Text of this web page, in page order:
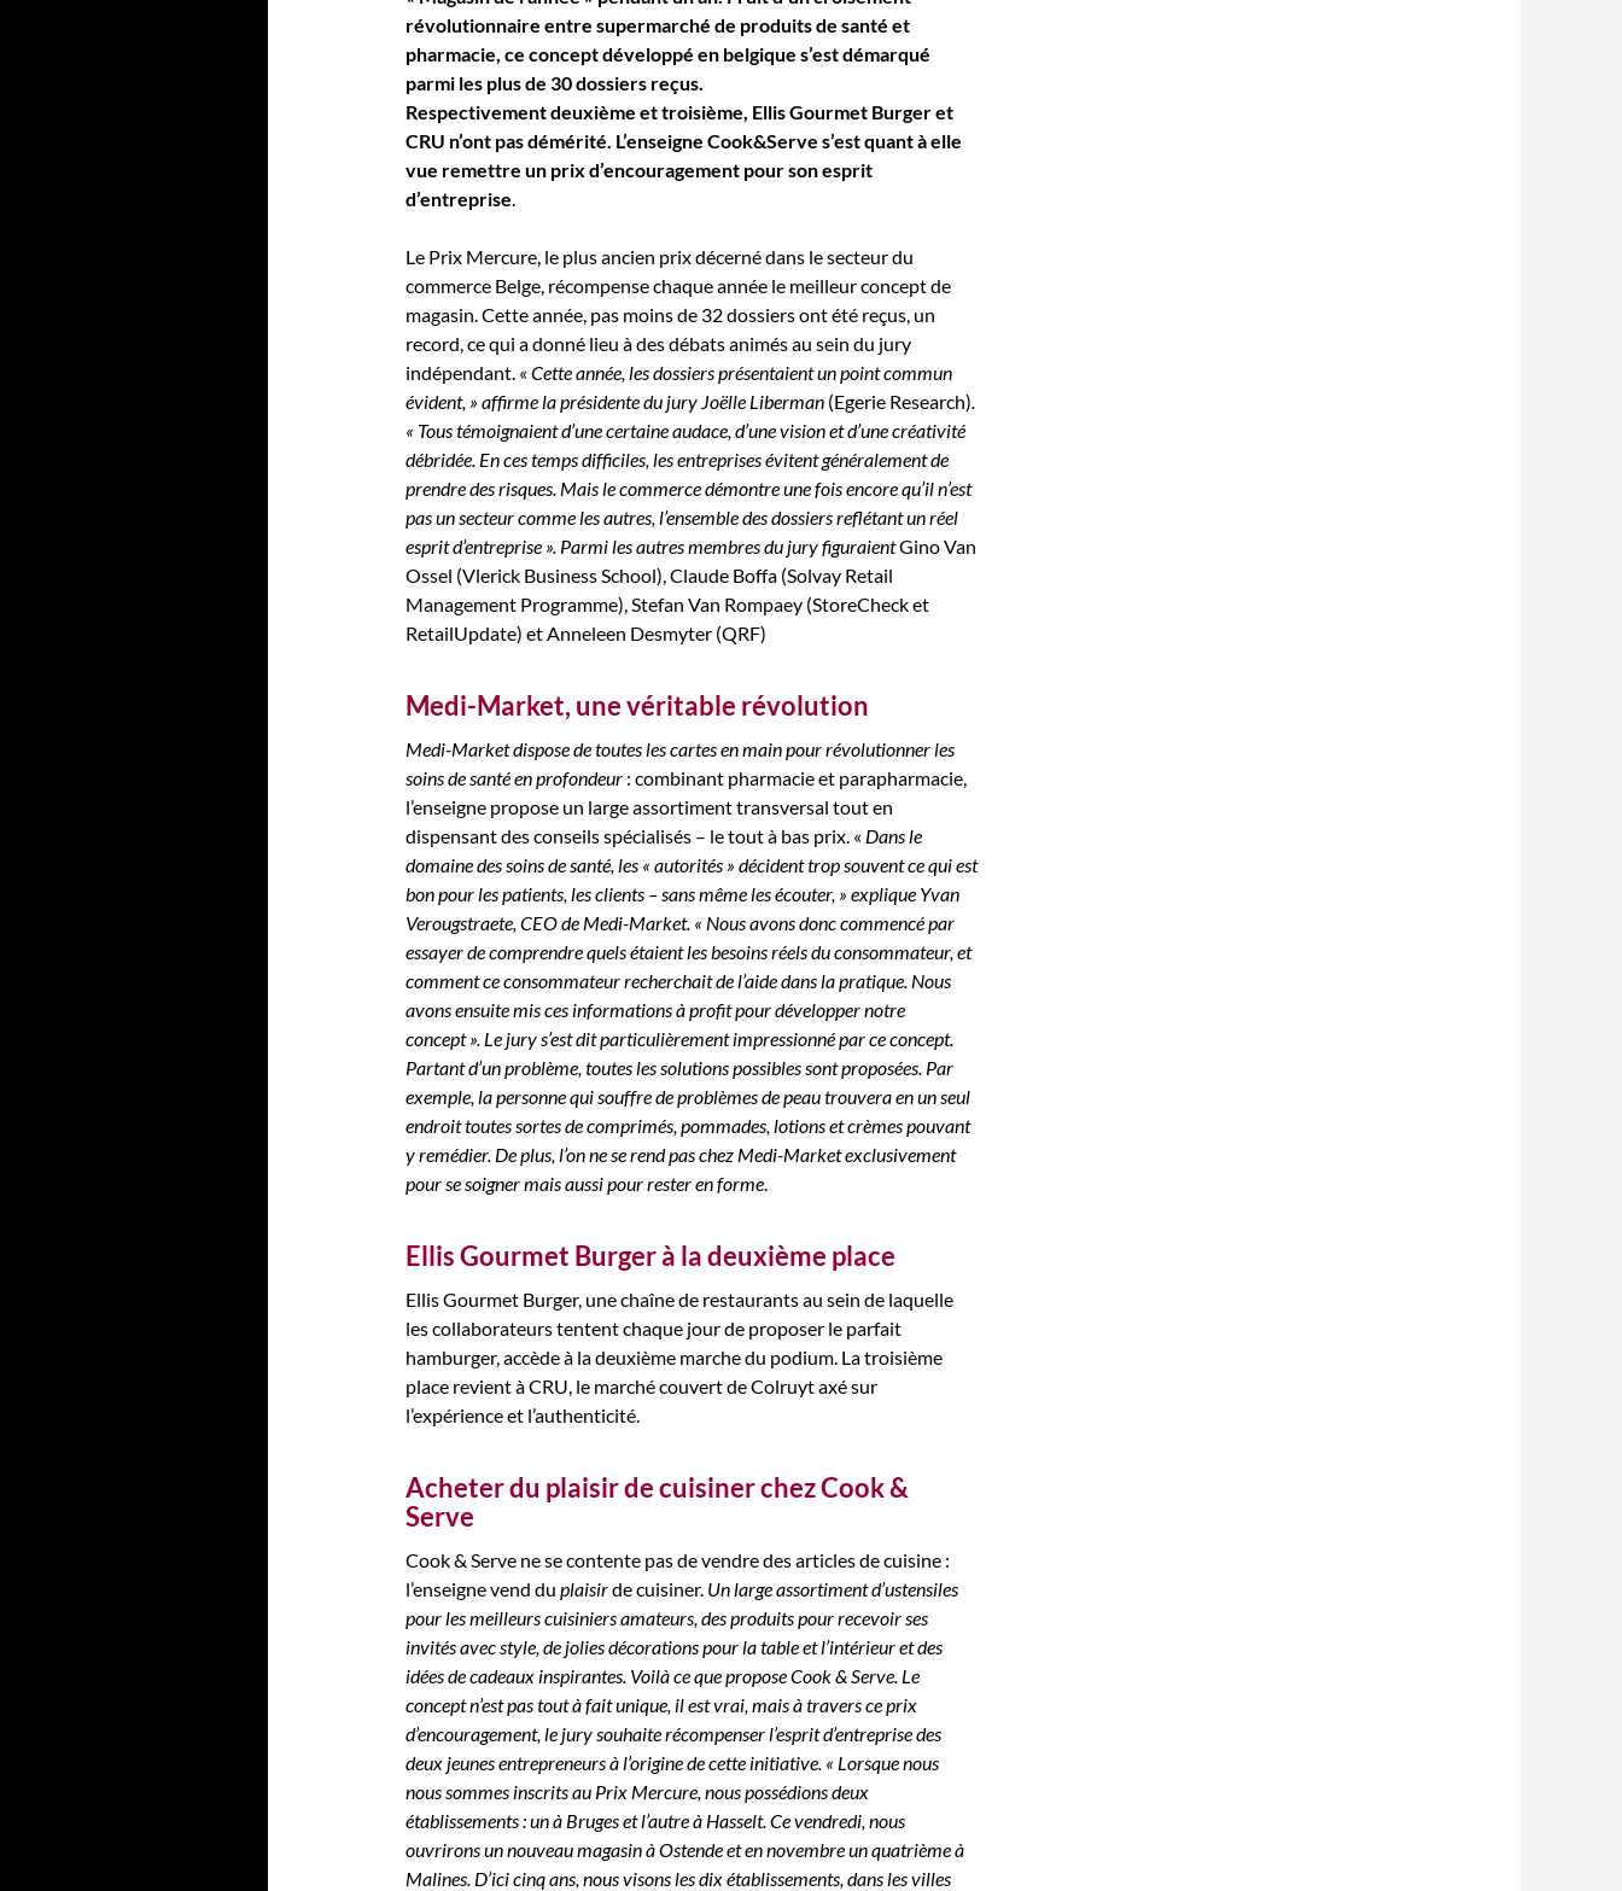
révolutionnaire entre supermarché de produits de santé et
pharmacie, ce concept développé en belgique s’est démarqué
parmi les plus de 30 dossiers reçus.
Respectivement deuxième et troisième, Ellis Gourmet Burger et
CRU n’ont pas démérité. L’enseigne Cook&Serve s’est quant à elle
vue remettre un prix d’encouragement pour son esprit
d’entreprise.
Le Prix Mercure, le plus ancien prix décerné dans le secteur du
commerce Belge, récompense chaque année le meilleur concept de
magasin. Cette année, pas moins de 32 dossiers ont été reçus, un
record, ce qui a donné lieu à des débats animés au sein du jury
indépendant. « Cette année, les dossiers présentaient un point commun
évident, » affirme la présidente du jury Joëlle Liberman (Egerie Research).
« Tous témoignaient d’une certaine audace, d’une vision et d’une créativité
débridée. En ces temps difficiles, les entreprises évitent généralement de
prendre des risques. Mais le commerce démontre une fois encore qu’il n’est
pas un secteur comme les autres, l’ensemble des dossiers reflétant un réel
esprit d’entreprise ». Parmi les autres membres du jury figuraientGino Van
Ossel (Vlerick Business School), Claude Boffa (Solvay Retail
Management Programme), Stefan Van Rompaey (StoreCheck et
RetailUpdate) et Anneleen Desmyter (QRF)
Medi-Market, une véritable révolution
Medi-Market dispose de toutes les cartes en main pour révolutionner les
soins de santé en profondeur : combinant pharmacie et parapharmacie,
l’enseigne propose un large assortiment transversal tout en
dispensant des conseils spécialisés – le tout à bas prix. « Dans le
domaine des soins de santé, les « autorités » décident trop souvent ce qui est
bon pour les patients, les clients – sans même les écouter, » explique Yvan
Verougstraete, CEO de Medi-Market. « Nous avons donc commencé par
essayer de comprendre quels étaient les besoins réels du consommateur, et
comment ce consommateur recherchait de l’aide dans la pratique. Nous
avons ensuite mis ces informations à profit pour développer notre
concept ». Le jury s’est dit particulièrement impressionné par ce concept.
Partant d’un problème, toutes les solutions possibles sont proposées. Par
exemple, la personne qui souffre de problèmes de peau trouvera en un seul
endroit toutes sortes de comprimés, pommades, lotions et crèmes pouvant
y remédier. De plus, l’on ne se rend pas chez Medi-Market exclusivement
pour se soigner mais aussi pour rester en forme.
Ellis Gourmet Burger à la deuxième place
Ellis Gourmet Burger, une chaîne de restaurants au sein de laquelle
les collaborateurs tentent chaque jour de proposer le parfait
hamburger, accède à la deuxième marche du podium. La troisième
place revient à CRU, le marché couvert de Colruyt axé sur
l’expérience et l’authenticité.
Acheter du plaisir de cuisiner chez Cook &
Serve
Cook & Serve ne se contente pas de vendre des articles de cuisine :
l’enseigne vend du plaisirde cuisiner. Un large assortiment d’ustensiles
pour les meilleurs cuisiniers amateurs, des produits pour recevoir ses
invités avec style, de jolies décorations pour la table et l’intérieur et des
idées de cadeaux inspirantes. Voilà ce que propose Cook & Serve. Le
concept n’est pas tout à fait unique, il est vrai, mais à travers ce prix
d’encouragement, le jury souhaite récompenser l’esprit d’entreprise des
deux jeunes entrepreneurs à l’origine de cette initiative. « Lorsque nous
nous sommes inscrits au Prix Mercure, nous possédions deux
établissements : un à Bruges et l’autre à Hasselt. Ce vendredi, nous
ouvrirons un nouveau magasin à Ostende et en novembre un quatrième à
Malines. D’ici cinq ans, nous visons les dix établissements, dans les villes